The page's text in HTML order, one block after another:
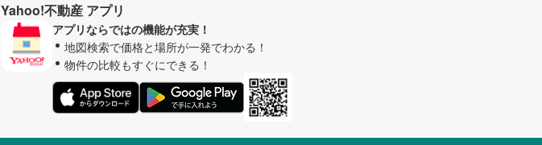
Yahoo!不動産 アプリ
アプリならではの機能が充実！
地図検索で価格と場所が一発でわかる！
物件の比較もすぐにできる！